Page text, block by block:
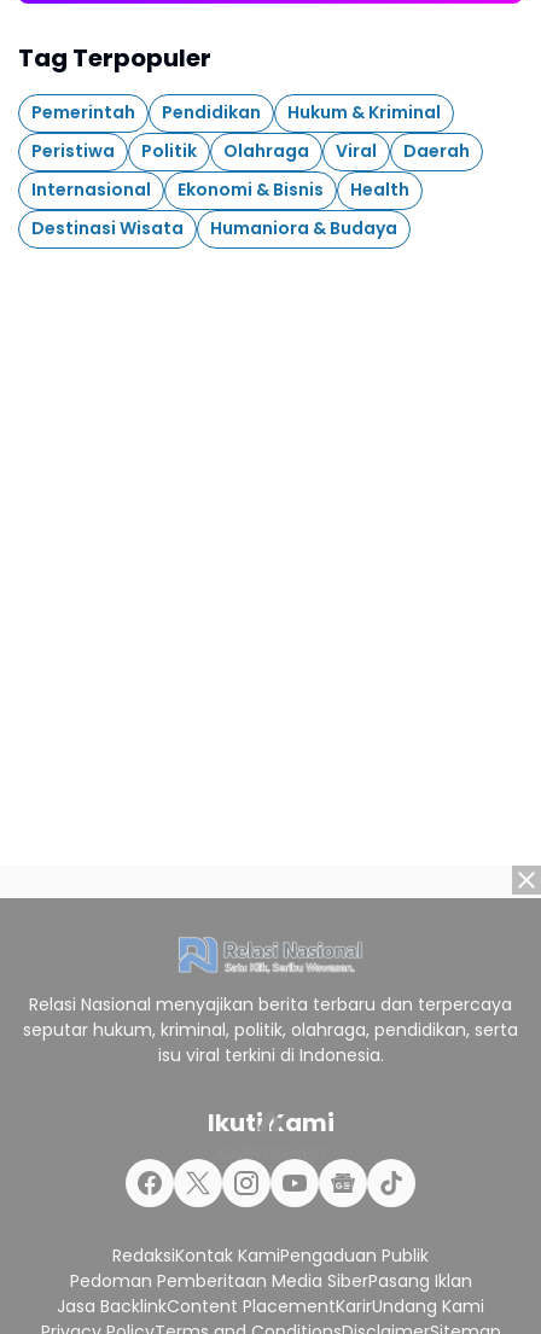
Tag Terpopuler
Pemerintah Pendidikan
Hukum & Kriminal
Peristiwa
Politik Olahraga Viral
Daerah
Internasional
Ekonomi & Bisnis
Health
Destinasi Wisata
Humaniora & Budaya
Relasi Nasional menyajikan berita terbaru dan terpercaya
seputar hukum, kriminal, politik, olahraga, pendidikan, serta
isu viral terkini di Indonesia.
Ikuti Kami
RedaksiKontak KamiPengaduan Publik
Pedoman Pemberitaan Media SiberPasang Iklan
Jasa BacklinkContent PlacementKarirUndang Kami